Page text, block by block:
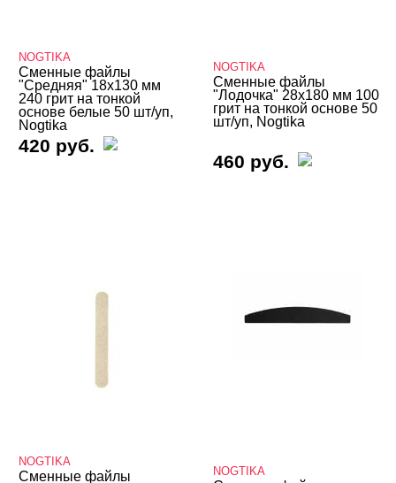
Основы
Сменные файлы
Для маникюра
NOGTIKA
Сменные файлы
"Средняя" 18х130 мм
240 грит на тонкой
основе белые 50 шт/уп,
Nogtika
420 руб.
NOGTIKA
Сменные файлы
"Лодочка" 28х180 мм 100
грит на тонкой основе 50
шт/уп, Nogtika
460 руб.
NOGTIKA
Сменные файлы
NOGTIKA